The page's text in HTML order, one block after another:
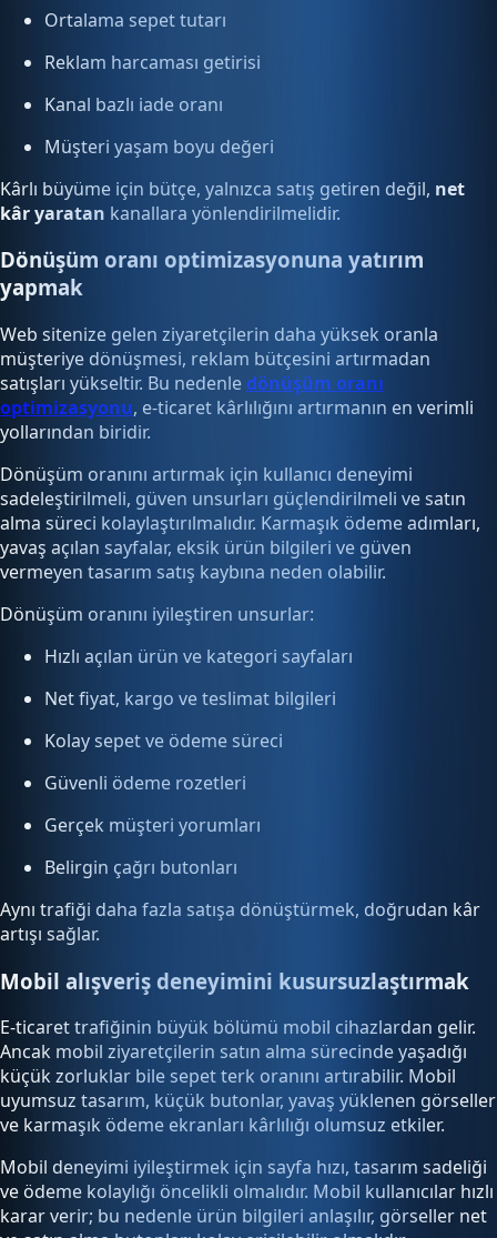
Ortalama sepet tutarı
Reklam harcaması getirisi
Kanal bazlı iade oranı
Müşteri yaşam boyu değeri
Kârlı büyüme için bütçe, yalnızca satış getiren değil, net
kâr yaratan kanallara yönlendirilmelidir.
Dönüşüm oranı optimizasyonuna yatırım
yapmak
Web sitenize gelen ziyaretçilerin daha yüksek oranla
müşteriye dönüşmesi, reklam bütçesini artırmadan
satışları yükseltir. Bu nedenledönüşüm oranı
optimizasyonu, e-ticaret kârlılığını artırmanın en verimli
yollarından biridir.
Dönüşüm oranını artırmak için kullanıcı deneyimi
sadeleştirilmeli, güven unsurları güçlendirilmeli ve satın
alma süreci kolaylaştırılmalıdır. Karmaşık ödeme adımları,
yavaş açılan sayfalar, eksik ürün bilgileri ve güven
vermeyen tasarım satış kaybına neden olabilir.
Dönüşüm oranını iyileştiren unsurlar:
Hızlı açılan ürün ve kategori sayfaları
Net fiyat, kargo ve teslimat bilgileri
Kolay sepet ve ödeme süreci
Güvenli ödeme rozetleri
Gerçek müşteri yorumları
Belirgin çağrı butonları
Aynı trafiği daha fazla satışa dönüştürmek, doğrudan kâr
artışı sağlar.
Mobil alışveriş deneyimini kusursuzlaştırmak
E-ticaret trafiğinin büyük bölümü mobil cihazlardan gelir.
Ancak mobil ziyaretçilerin satın alma sürecinde yaşadığı
küçük zorluklar bile sepet terk oranını artırabilir. Mobil
uyumsuz tasarım, küçük butonlar, yavaş yüklenen görseller
ve karmaşık ödeme ekranları kârlılığı olumsuz etkiler.
Mobil deneyimi iyileştirmek için sayfa hızı, tasarım sadeliği
ve ödeme kolaylığı öncelikli olmalıdır. Mobil kullanıcılar hızlı
karar verir; bu nedenle ürün bilgileri anlaşılır, görseller net